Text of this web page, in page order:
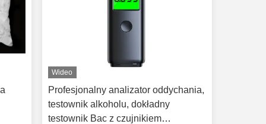
Wideo
Profesjonalny analizator oddychania,
testownik alkoholu, dokładny
testownik Bac z czujnikiem